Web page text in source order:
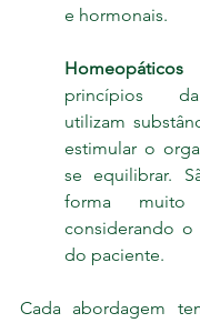
e hormonais.
princípios
utilizam
estimular o
se equilibrar.
forma muito
considerando
do paciente.
Cada abordagem